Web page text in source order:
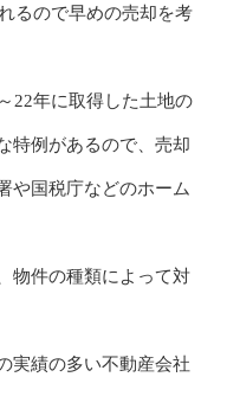
るので早めの売却を考
22年に取得した土地の
特例があるので、売却
や国税庁などのホーム
物件の種類によって対
実績の多い不動産会社